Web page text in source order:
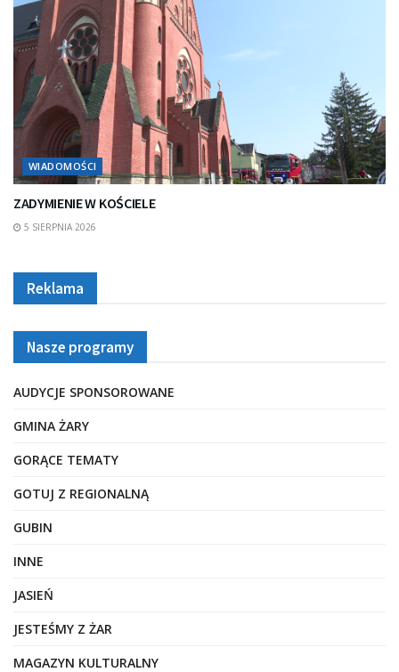
WIADOMOŚCI
ZADYMIENIE W KOŚCIELE
5 SIERPNIA 2026
Reklama
Nasze programy
AUDYCJE SPONSOROWANE
GMINA ŻARY
GORĄCE TEMATY
GOTUJ Z REGIONALNĄ
GUBIN
INNE
JASIEŃ
JESTEŚMY Z ŻAR
MAGAZYN KULTURALNY